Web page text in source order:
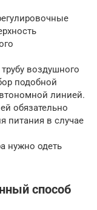
воздушного
подобной
линией.
обязательно
питания в случае
нужно одеть
способ